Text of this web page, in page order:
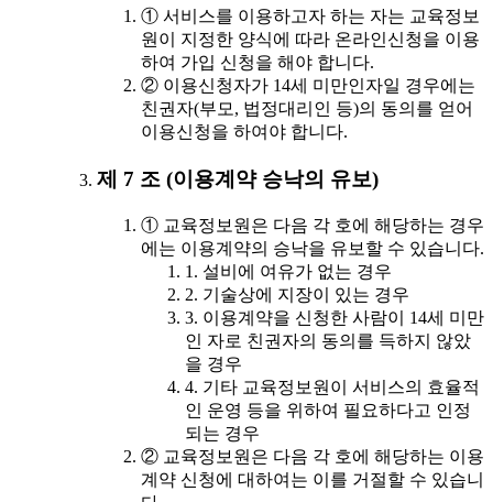
① 서비스를 이용하고자 하는 자는 교육정보
원이 지정한 양식에 따라 온라인신청을 이용
하여 가입 신청을 해야 합니다.
② 이용신청자가 14세 미만인자일 경우에는
친권자(부모, 법정대리인 등)의 동의를 얻어
이용신청을 하여야 합니다.
제 7 조 (이용계약 승낙의 유보)
① 교육정보원은 다음 각 호에 해당하는 경우
에는 이용계약의 승낙을 유보할 수 있습니다.
1. 설비에 여유가 없는 경우
2. 기술상에 지장이 있는 경우
3. 이용계약을 신청한 사람이 14세 미만
인 자로 친권자의 동의를 득하지 않았
을 경우
4. 기타 교육정보원이 서비스의 효율적
인 운영 등을 위하여 필요하다고 인정
되는 경우
② 교육정보원은 다음 각 호에 해당하는 이용
계약 신청에 대하여는 이를 거절할 수 있습니